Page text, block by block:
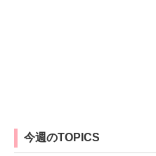
今週のTOPICS